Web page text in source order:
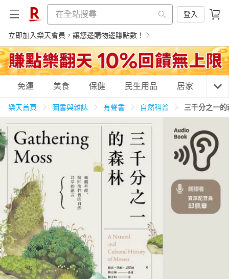
登入
立即加入樂天會員，讓您邊購物邊賺點數！
購物網分類
天天免運 美食蛋糕 養生保健 民生用品
居家生活 3C家電 運動休閒 親子玩具
女裝 化妝保養
日本購物 電子/紙本書
HOT
免運 美食 保健 民生用品 居家 3C
樂天首頁 圖書與雜誌 有聲書 自然科普 三千分之一